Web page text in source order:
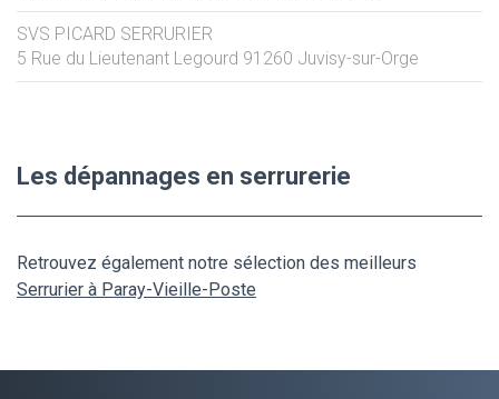
SVS PICARD SERRURIER
5 Rue du Lieutenant Legourd 91260 Juvisy-sur-Orge
Les dépannages en serrurerie
Retrouvez également notre sélection des meilleurs
Serrurier à Paray-Vieille-Poste